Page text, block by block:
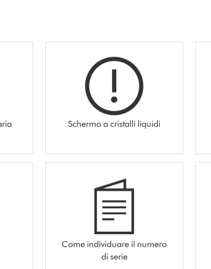
Schermo a cristalli liquidi
Come individuare il numero
di serie